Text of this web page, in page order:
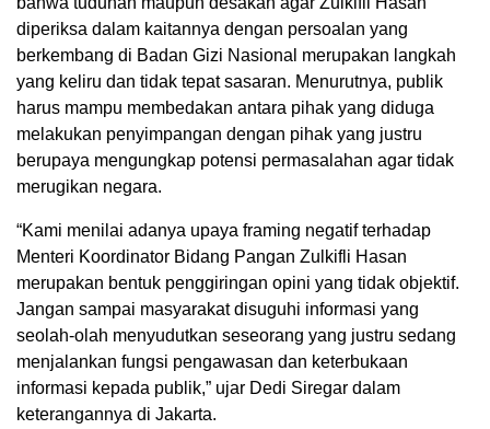
diperiksa dalam kaitannya dengan persoalan yang
berkembang di Badan Gizi Nasional merupakan langkah
yang keliru dan tidak tepat sasaran. Menurutnya, publik
harus mampu membedakan antara pihak yang diduga
melakukan penyimpangan dengan pihak yang justru
berupaya mengungkap potensi permasalahan agar tidak
merugikan negara.
“Kami menilai adanya upaya framing negatif terhadap
Menteri Koordinator Bidang Pangan Zulkifli Hasan
merupakan bentuk penggiringan opini yang tidak objektif.
Jangan sampai masyarakat disuguhi informasi yang
seolah-olah menyudutkan seseorang yang justru sedang
menjalankan fungsi pengawasan dan keterbukaan
informasi kepada publik,” ujar Dedi Siregar dalam
keterangannya di Jakarta.